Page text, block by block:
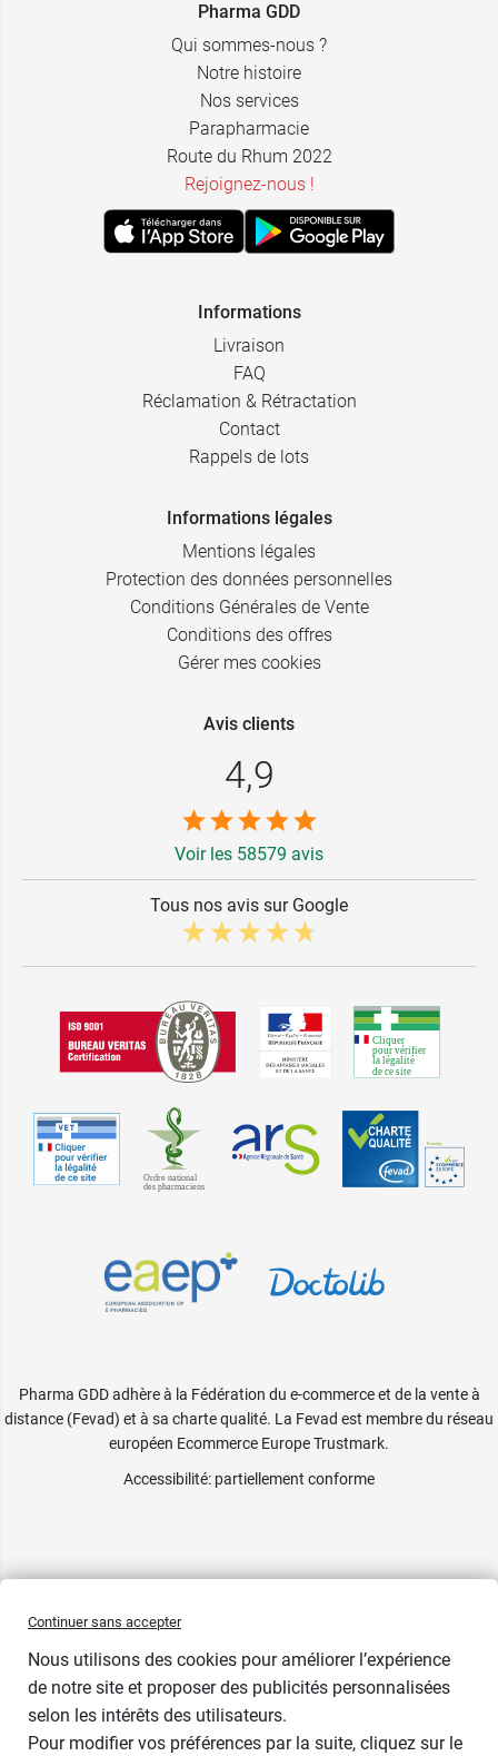
Pharma GDD
Qui sommes-nous ?
Notre histoire
Nos services
Parapharmacie
Route du Rhum 2022
Rejoignez-nous !
Informations
Livraison
FAQ
Réclamation & Rétractation
Contact
Rappels de lots
Informations légales
Mentions légales
Protection des données personnelles
Conditions Générales de Vente
Conditions des offres
Gérer mes cookies
Avis clients
4,9
Voir les 58579 avis
Tous nos avis sur Google
Pharma GDD adhère à la Fédération du e-commerce et de la vente à
distance (Fevad) et à sa charte qualité. La Fevad est membre du réseau
européen Ecommerce Europe Trustmark.
Accessibilité: partiellement conforme
Continuer sans accepter
Nous utilisons des cookies pour améliorer l’expérience
de notre site et proposer des publicités personnalisées
selon les intérêts des utilisateurs.
Pour modifier vos préférences par la suite, cliquez sur le